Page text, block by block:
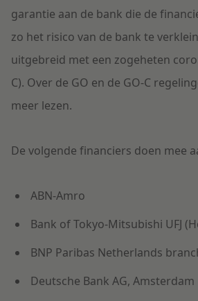
garantie aan de bank die de
zo het risico van de bank te
uitgebreid met een zogeheten
C). Over de GO en de GO-C
meer lezen.
De volgende financiers doen mee
ABN-Amro
Bank of Tokyo-Mitsubishi UFJ
BNP Paribas Netherlands
Deutsche Bank AG, Amsterdam